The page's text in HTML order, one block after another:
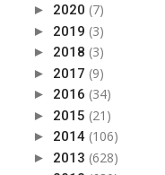
► 2020 (7)
► 2019 (3)
► 2018 (3)
► 2017 (9)
► 2016 (34)
► 2015 (21)
► 2014 (106)
► 2013 (628)